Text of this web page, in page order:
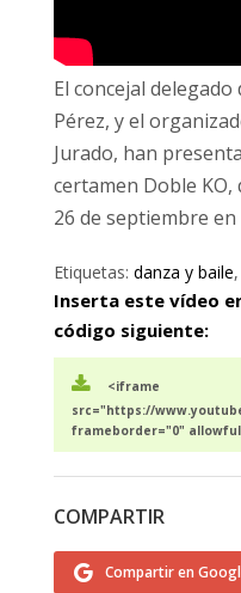
El concejal delegado
Pérez, y el
Jurado, han
certamen Doble KO,
26 de septiembre
Etiquetas: danza y baile,
Inserta este vídeo
código siguiente:
<iframe
src="https://
frameborder="0"
COMPARTIR
Compartir en